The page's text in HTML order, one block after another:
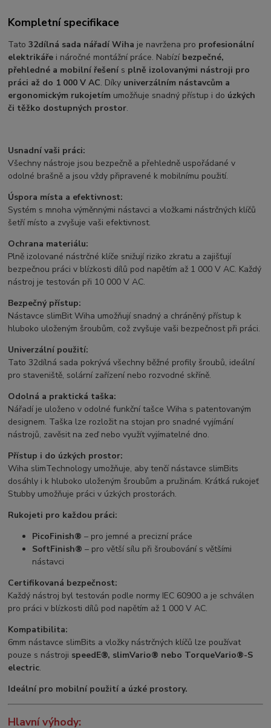
Kompletní specifikace
Tato32dílná sada nářadí Wiha je navržena pro profesionální
elektrikáře i náročné montážní práce. Nabízí bezpečné,
přehledné a mobilní řešení s plně izolovanými nástroji pro
práci až do 1 000 V AC. Díky univerzálním nástavcům a
ergonomickým rukojetím umožňuje snadný přístup i do úzkých
či těžko dostupných prostor.
Usnadní vaši práci:
Všechny nástroje jsou bezpečně a přehledně uspořádané v
odolné brašně a jsou vždy připravené k mobilnímu použití.
Úspora místa a efektivnost:
Systém s mnoha výměnnými nástavci a vložkami nástrčných klíčů
šetří místo a zvyšuje vaši efektivnost.
Ochrana materiálu:
Plně izolované nástrčné klíče snižují riziko zkratu a zajišťují
bezpečnou práci v blízkosti dílů pod napětím až 1 000 V AC. Každý
nástroj je testován při 10 000 V AC.
Bezpečný přístup:
Nástavce slimBit Wiha umožňují snadný a chráněný přístup k
hluboko uloženým šroubům, což zvyšuje vaši bezpečnost při práci.
Univerzální použití:
Tato 32dílná sada pokrývá všechny běžné profily šroubů, ideální
pro staveniště, solární zařízení nebo rozvodné skříně.
Odolná a praktická taška:
Nářadí je uloženo v odolné funkční tašce Wiha s patentovaným
designem. Taška lze rozložit na stojan pro snadné vyjímání
nástrojů, zavěsit na zeď nebo využít vyjímatelné dno.
Přístup i do úzkých prostor:
Wiha slimTechnology umožňuje, aby tenčí nástavce slimBits
dosáhly i k hluboko uloženým šroubům a pružinám. Krátká rukojeť
Stubby umožňuje práci v úzkých prostorách.
Rukojeti pro každou práci:
PicoFinish® – pro jemné a precizní práce
SoftFinish® – pro větší sílu při šroubování s většími
nástavci
Certifikovaná bezpečnost:
Každý nástroj byl testován podle normy IEC 60900 a je schválen
pro práci v blízkosti dílů pod napětím až 1 000 V AC.
Kompatibilita:
6mm nástavce slimBits a vložky nástrčných klíčů lze používat
pouze s nástroji speedE®, slimVario® nebo TorqueVario®-S
electric.
Ideální pro mobilní použití a úzké prostory.
Hlavní výhody: